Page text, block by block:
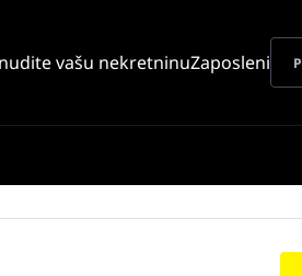
vašu nekretninuZaposleni